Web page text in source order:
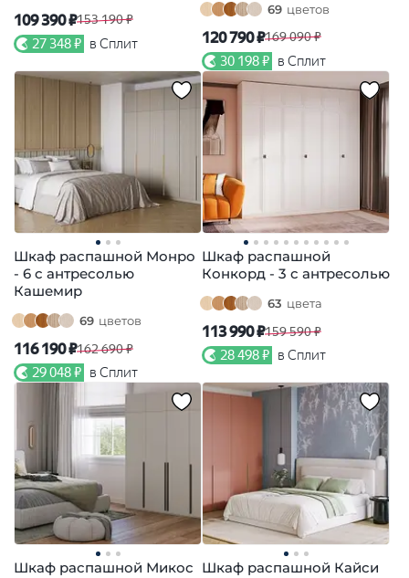
109 390 ₽153 190 ₽
27 348 ₽ в Сплит
69 цветов
120 790 ₽169 090 ₽
30 198 ₽ в Сплит
Шкаф распашной Монро
- 6 с антресолью
Кашемир
69 цветов
116 190 ₽162 690 ₽
29 048 ₽ в Сплит
Шкаф распашной
Конкорд - 3 с антресолью
63 цвета
113 990 ₽159 590 ₽
28 498 ₽ в Сплит
Шкаф распашной Микос Шкаф распашной Кайси